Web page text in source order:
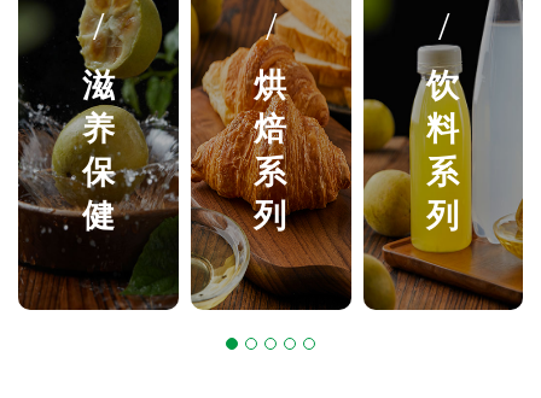
/
滋
养
保
健
/
烘
焙
系
列
/
饮
料
系
列